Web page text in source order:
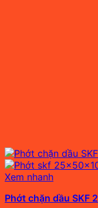
Xem nhanh
Phớt chặn dầu SKF